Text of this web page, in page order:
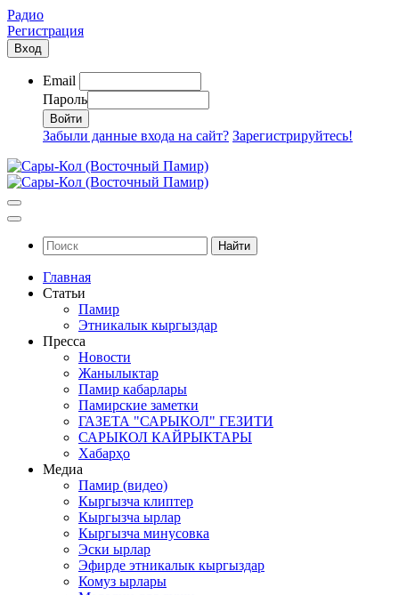
Радио
Регистрация
Вход
Email
Пароль
Забыли данные входа на сайт? Зарегистрируйтесь!
Найти
Главная
Статьи
Памир
Этникалык кыргыздар
Пресса
Новости
Жанылыктар
Памир кабарлары
Памирские заметки
ГАЗЕТА "САРЫКОЛ" ГЕЗИТИ
САРЫКОЛ КАЙРЫКТАРЫ
Хабарҳо
Медиа
Памир (видео)
Кыргызча клиптер
Кыргызча ырлар
Кыргызча минусовка
Эски ырлар
Эфирде этникалык кыргыздар
Комуз ырлары